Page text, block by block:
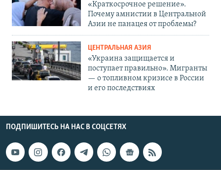
«Краткосрочное решение».
Почему амнистии в Центральной
Азии не панацея от проблемы?
ЦЕНТРАЛЬНАЯ АЗИЯ
«Украина защищается и
поступает правильно». Мигранты
— о топливном кризисе в России
и его последствиях
ПОДПИШИТЕСЬ НА НАС В СОЦСЕТЯХ